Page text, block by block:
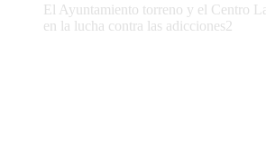
El Ayuntamiento torreno y el Centro
en la lucha contra las adicciones2